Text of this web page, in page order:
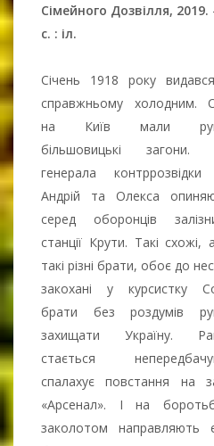
Сімейного Дозвілля, 2019.
с. : іл.
Січень 1918 року
справжньому холодним.
на Київ мали
більшовицькі загони.
генерала
Андрій та Олекса
серед оборонців
станції Крути. Такі схожі,
такі різні брати, обоє до
закохані у курсистку
брати без роздумів
захищати Україну.
стається
спалахує повстання на
«Арсенал». І на
заколотом направляють